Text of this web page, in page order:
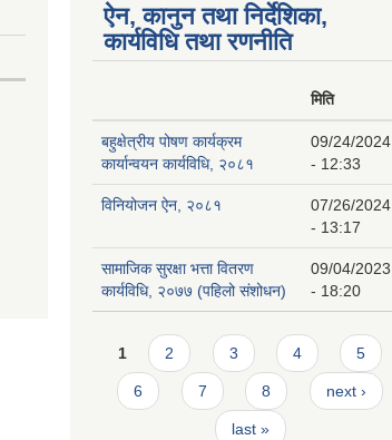
ऐन, कानुन तथा निर्देशिका,
कार्यविधि तथा रणनीति
मिति
बहुक्षेत्रीय पोषण कार्यक्रम
कार्यान्वयन कार्यविधि, २०८१
09/24/2024
- 12:33
विनियोजन ऐन, २०८१
07/26/2024
- 13:17
सामाजिक सुरक्षा भत्ता वितरण
कार्यविधि, २०७७ (पहिलो संशोधन)
09/04/2023
- 18:20
Pages
1 2 3 4 5
6 7 8 next ›
last »